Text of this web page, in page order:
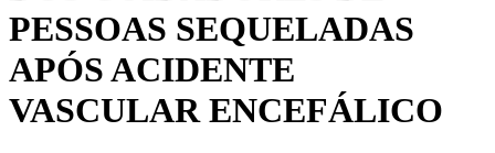
PESSOAS SEQUELADAS
APÓS ACIDENTE
VASCULAR ENCEFÁLICO